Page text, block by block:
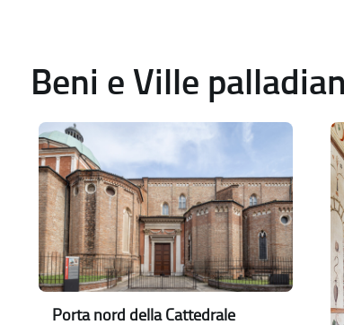
Beni e Ville
Porta nord della Cattedrale